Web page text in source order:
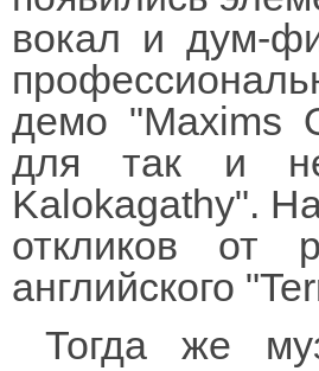
вокал и дум-
демо "Maxims
для так и не
Kalokagathy".
откликов от
английского
Тогда же